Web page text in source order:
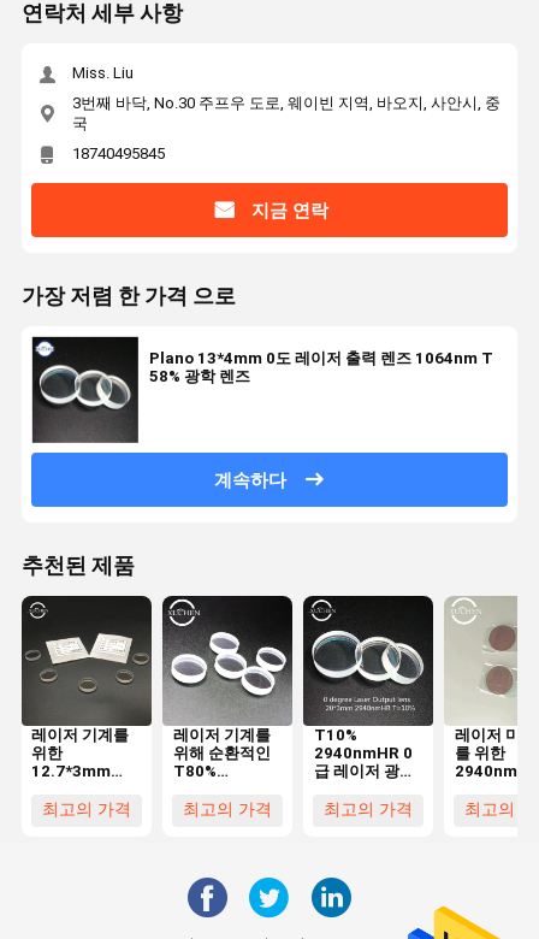
연락처 세부 사항
Miss. Liu
3번째 바닥, No.30 주프우 도로, 웨이빈 지역, 바오지, 사안시, 중
국
18740495845
지금 연락
가장 저렴 한 가격 으로
Plano 13*4mm 0도 레이저 출력 렌즈 1064nm T
58% 광학 렌즈
계속하다
추천된 제품
레이저 기계를
위한
12.7*3mm
이저 렌즈 석영
최고의 가격
레이저 기계를
위해 순환적인
T80%
급 레이저 출력
최고의 가격
T10%
2940nmHR 0
급 레이저 광학
미 기계
최고의 가격
레이저 미
를 위한
20*3mm 0
최고의